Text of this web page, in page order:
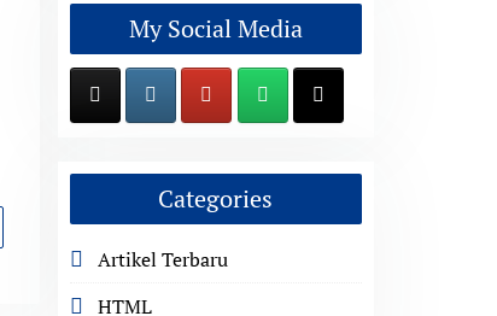
My Social Media
Categories
Artikel Terbaru
HTML